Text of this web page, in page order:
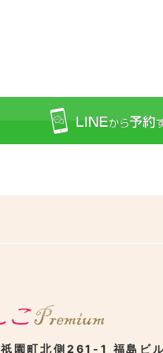
祇園町北側261-1 福島ビ